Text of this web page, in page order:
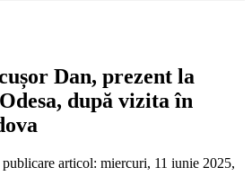
Dan, prezent la
după vizita în
articol: miercuri, 11 iunie 2025,